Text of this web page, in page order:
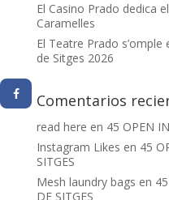
El Casino Prado dedica
Caramelles
El Teatre Prado
de Sitges 2026
Comentarios
read here en 45 OPEN
Instagram Likes en 45
SITGES
Mesh laundry bags en
DE SITGES